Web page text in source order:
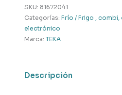
Teka
cantidad
SKU: 81672041
Categorías: Frío / Frigo ,
electrónico
Marca: TEKA
Descripción